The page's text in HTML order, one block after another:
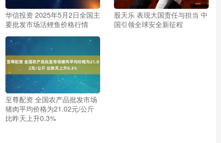
华信投资 2025年5月2日全国主
要批发市场活鲤鱼价格行情
股天乐 表现大国责任与担当 中
国引领全球安全新征程
至尊配资 全国农产品批发市场
猪肉平均价格为21.02元/公斤
比昨天上升0.3%